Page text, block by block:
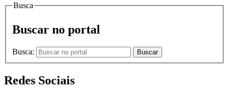
Busca
Buscar no portal
Busca: Buscar
Redes Sociais